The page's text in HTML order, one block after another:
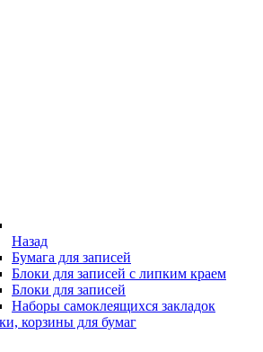
Назад
Бумага для записей
Блоки для записей с липким краем
Блоки для записей
Наборы самоклеящихся закладок
корзины для бумаг